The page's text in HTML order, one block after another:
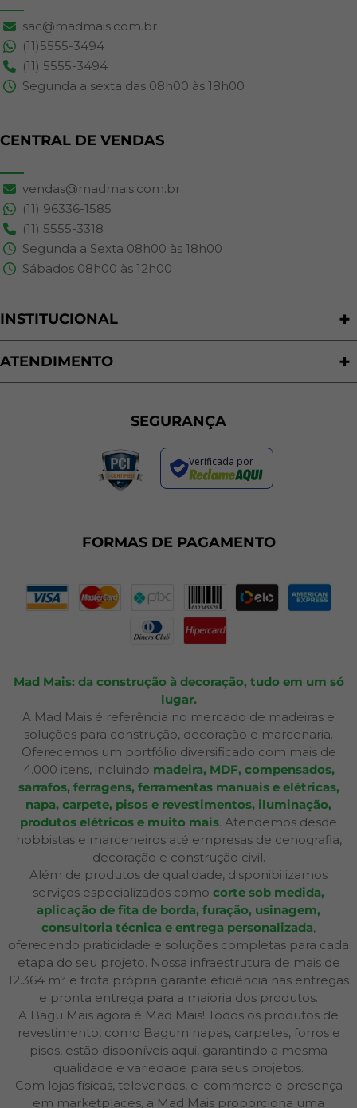
sac@madmais.com.br
(11)5555-3494
(11) 5555-3494
Segunda a sexta das 08h00 às 18h00
CENTRAL DE VENDAS
vendas@madmais.com.br
(11) 96336-1585
(11) 5555-3318
Segunda a Sexta 08h00 às 18h00
Sábados 08h00 às 12h00
INSTITUCIONAL
Quem Somos
Nossas Lojas
ATENDIMENTO
Política de Privacidade
Trocas e Devoluções
Regras de Promoções
Termos de Uso
Plano de Corte
SEGURANÇA
Verificada por
FORMAS DE PAGAMENTO
Mad Mais: da construção à decoração, tudo em um só
lugar.
A Mad Mais é referência no mercado de madeiras e
soluções para construção, decoração e marcenaria.
Oferecemos um portfólio diversificado com mais de
4.000 itens, incluindo madeira, MDF, compensados,
sarrafos, ferragens, ferramentas manuais e elétricas,
napa, carpete, pisos e revestimentos, iluminação,
produtos elétricos e muito mais. Atendemos desde
hobbistas e marceneiros até empresas de cenografia,
decoração e construção civil.
Além de produtos de qualidade, disponibilizamos
serviços especializados como corte sob medida,
aplicação de fita de borda, furação, usinagem,
consultoria técnica e entrega personalizada,
oferecendo praticidade e soluções completas para cada
etapa do seu projeto. Nossa infraestrutura de mais de
12.364 m² e frota própria garante eficiência nas entregas
e pronta entrega para a maioria dos produtos.
A Bagu Mais agora é Mad Mais! Todos os produtos de
revestimento, como Bagum napas, carpetes, forros e
pisos, estão disponíveis aqui, garantindo a mesma
qualidade e variedade para seus projetos.
Com lojas físicas, televendas, e-commerce e presença
em marketplaces, a Mad Mais proporciona uma